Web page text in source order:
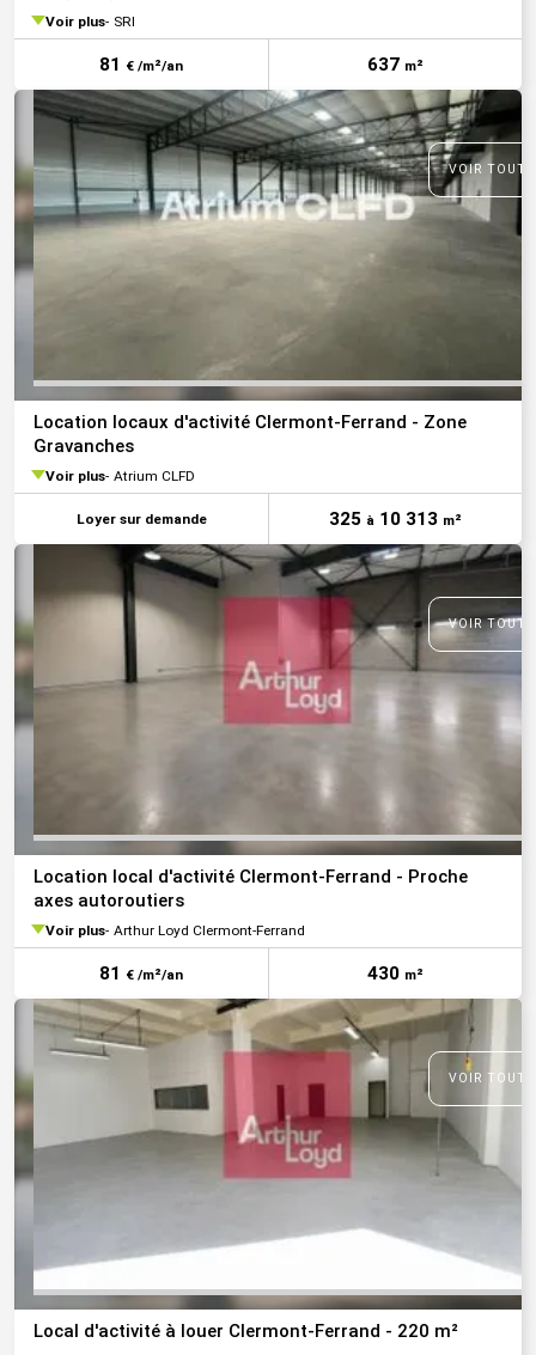
Voir plus SRI
81 € /m²/an 637 m²
VOIR
Location locaux d'activité Clermont-Ferrand - Zone
Gravanches
Voir plus Atrium CLFD
Loyer sur demande 325 à 10 313 m²
VOIR
Location local d'activité Clermont-Ferrand - Proche
axes autoroutiers
Voir plus Arthur Loyd Clermont-Ferrand
81 € /m²/an 430 m²
VOIR
Local d'activité à louer Clermont-Ferrand - 220 m²